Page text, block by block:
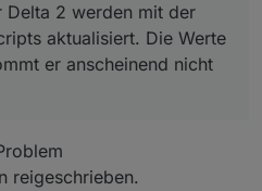
Delta 2 werden mit der
aktualisiert. Die Werte
er anscheinend nicht
reigeschrieben.